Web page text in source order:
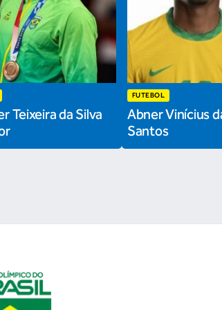
Teixeira da Silva
FUTEBOL
Abner Vinícius
Santos